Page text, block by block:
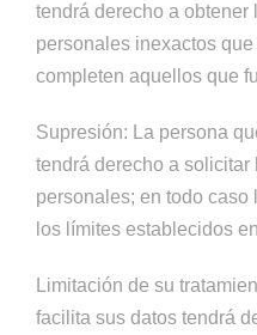
tendrá derecho a
personales inexactos
completen aquellos que
Supresión: La persona
tendrá derecho a
personales; en todo caso
los límites establecidos
Limitación de su
facilita sus datos tendrá